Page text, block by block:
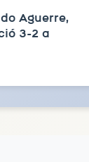
Aguerre,
3-2 a